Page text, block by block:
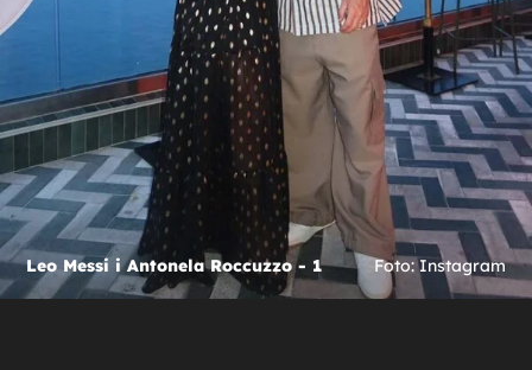
Leo Messi i Antonela Roccuzzo - 1 Foto: Instagram